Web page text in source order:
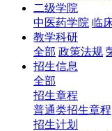
二级学院
中医药学院 临
教学科研
全部 政策法规
招生信息
全部
招生章程
普通类招生章程
招生计划